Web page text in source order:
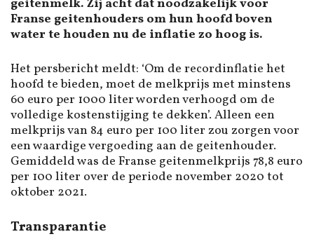
geitenmelk. Zij acht dat noodzakelijk voor
Franse geitenhouders om hun hoofd boven
water te houden nu de inflatie zo hoog is.
Het persbericht meldt: ‘Om de recordinflatie het
hoofd te bieden, moet de melkprijs met minstens
60 euro per 1000 liter worden verhoogd om de
volledige kostenstijging te dekken’. Alleen een
melkprijs van 84 euro per 100 liter zou zorgen voor
een waardige vergoeding aan de geitenhouder.
Gemiddeld was de Franse geitenmelkprijs 78,8 euro
per 100 liter over de periode november 2020 tot
oktober 2021.
Transparantie